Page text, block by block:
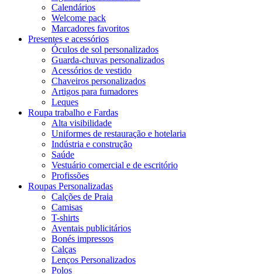
Calendários
Welcome pack
Marcadores favoritos
Presentes e acessórios
Óculos de sol personalizados
Guarda-chuvas personalizados
Acessórios de vestido
Chaveiros personalizados
Artigos para fumadores
Leques
Roupa trabalho e Fardas
Alta visibilidade
Uniformes de restauração e hotelaria
Indústria e construção
Saúde
Vestuário comercial e de escritório
Profissões
Roupas Personalizadas
Calções de Praia
Camisas
T-shirts
Aventais publicitários
Bonés impressos
Calças
Lenços Personalizados
Polos